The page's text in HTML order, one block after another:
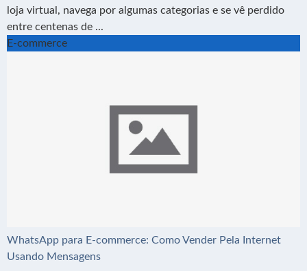
loja virtual, navega por algumas categorias e se vê perdido
entre centenas de ...
E-commerce
WhatsApp para E-commerce: Como Vender Pela Internet
Usando Mensagens